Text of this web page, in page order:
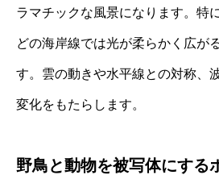
ラマチックな風景になります。特
どの海岸線では光が柔らかく広が
す。雲の動きや水平線との対称、
変化をもたらします。
野鳥と動物を被写体にする